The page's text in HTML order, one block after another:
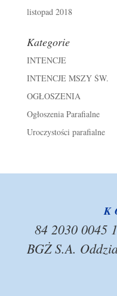
listopad 2018
Kategorie
INTENCJE
INTENCJE MSZY ŚW.
OGŁOSZENIA
Ogłoszenia Parafialne
Uroczystości parafialne
K
84 2030 0045
BGŻ S.A.